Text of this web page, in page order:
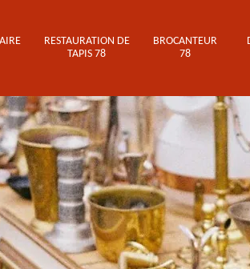
RESTAURATION DE
TAPIS 78
BROCANTEUR
78